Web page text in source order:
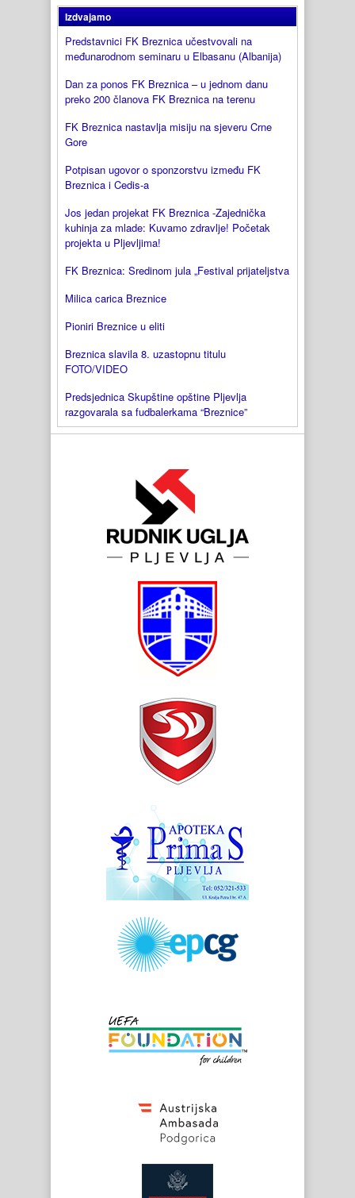
Izdvajamo
Predstavnici FK Breznica učestvovali na
međunarodnom seminaru u Elbasanu (Albanija)
Dan za ponos FK Breznica – u jednom danu
preko 200 članova FK Breznica na terenu
FK Breznica nastavlja misiju na sjeveru Crne
Gore
Potpisan ugovor o sponzorstvu između FK
Breznica i Cedis-a
Jos jedan projekat FK Breznica -Zajednička
kuhinja za mlade: Kuvamo zdravlje! Početak
projekta u Pljevljima!
FK Breznica: Sredinom jula „Festival prijateljstva
Milica carica Breznice
Pioniri Breznice u eliti
Breznica slavila 8. uzastopnu titulu
FOTO/VIDEO
Predsjednica Skupštine opštine Pljevlja
razgovarala sa fudbalerkama “Breznice”